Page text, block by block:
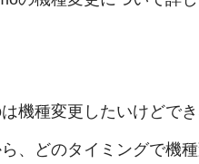
機種変更したいけどでき
、どのタイミングで機